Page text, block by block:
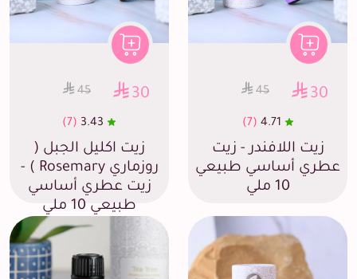
30
45
4.71
(7)
زيت اللافندر - زيت
عطري أساسي طبيعي
10 ملي
30
45
3.43
(7)
زيت اكليل الجبل (
روزماري Rosemary ) -
زيت عطري أساسي
طبيعي 10 ملي